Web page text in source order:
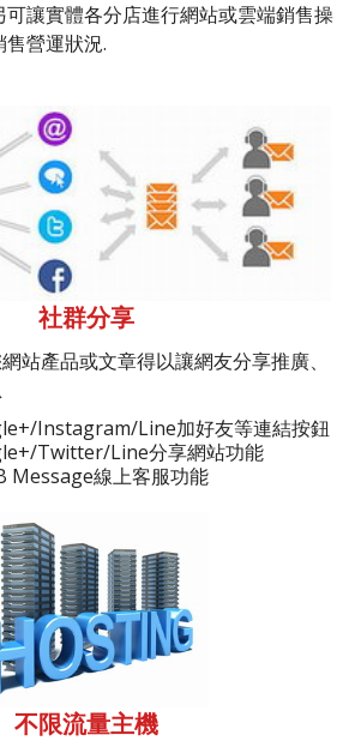
讓實體各分店進行網站或雲端銷售操
營運狀況.
社群分享
站產品或文章得以讓網友分享推廣、
Instagram/Line加好友等連結按鈕
Twitter/Line分享網站功能
Message線上客服功能
不限流量主機